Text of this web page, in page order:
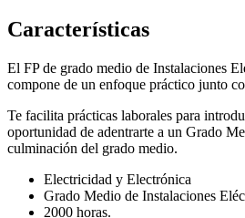
Características
El FP de grado medio de Instalaciones
compone de un enfoque práctico junto
Te facilita prácticas laborales para
oportunidad de adentrarte a un Grado
culminación del grado medio.
Electricidad y Electrónica
Grado Medio de Instalaciones
2000 horas.